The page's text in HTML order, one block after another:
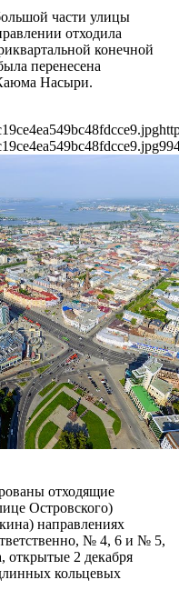
части улицы
отходила
конечной
перенесена
Насыри.
отходящие
Островского)
направлениях
№ 4, 6 и № 5,
открытые 2 декабря
кольцевых